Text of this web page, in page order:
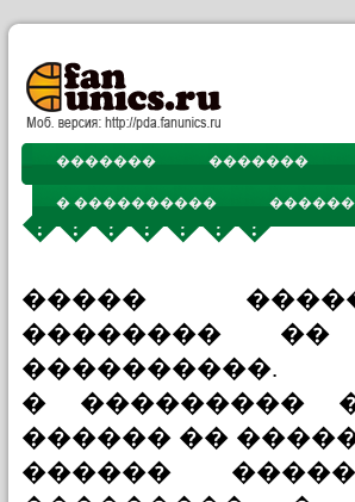
������� �������
� ����������
�������
�����
�������� ��
����������.
� ���������
������ ��
������